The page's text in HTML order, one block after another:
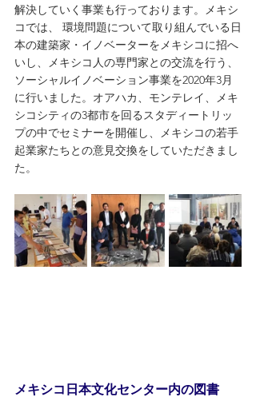
解決していく事業も行っております。メキシ
コでは、 環境問題について取り組んでいる日
本の建築家・イノベーターをメキシコに招へ
いし、メキシコ人の専門家との交流を行う、
ソーシャルイノベーション事業を2020年3月
に行いました。オアハカ、モンテレイ、メキ
シコシティの3都市を回るスタディートリッ
プの中でセミナーを開催し、メキシコの若手
起業家たちとの意見交換をしていただきまし
た。
メキシコ日本文化センター内の図書